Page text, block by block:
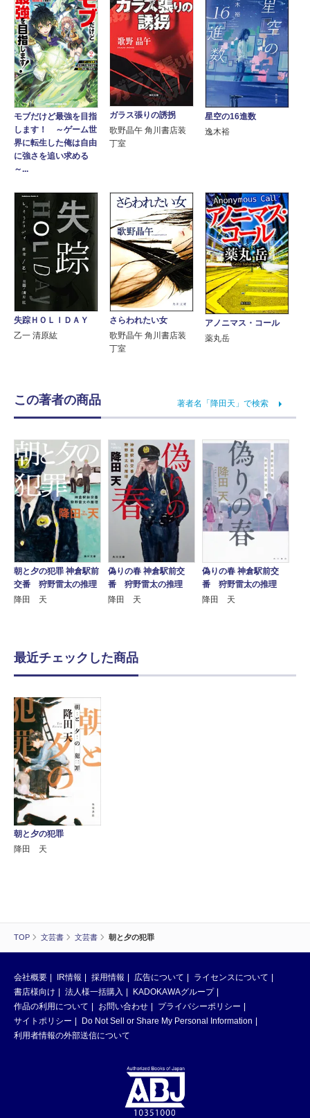
TOP 文芸書 文芸書 朝と夕の犯罪
モブだけど最強を目指
します！ ～ゲーム世
界に転生した俺は自由
に強さを追い求める
～...
ガラス張りの誘拐
歌野晶午 角川書店装
丁室
星空の16進数
逸木裕
失踪ＨＯＬＩＤＡＹ
乙一 清原紘
さらわれたい女
歌野晶午 角川書店装
丁室
アノニマス・コール
薬丸岳
この著者の商品 著者名「降田天」で検索
朝と夕の犯罪 神倉駅前
交番 狩野雷太の推理
降田 天
偽りの春 神倉駅前交
番 狩野雷太の推理
降田 天
偽りの春 神倉駅前交
番 狩野雷太の推理
降田 天
最近チェックした商品
朝と夕の犯罪
降田 天
会社概要 IR情報 採用情報 広告について
ライセンスについて
書店様向け
法人様一括購入
KADOKAWAグループ
作品の利用について
お問い合わせ
プライバシーポリシー
サイトポリシー
Do Not Sell or Share My Personal Information
利用者情報の外部送信について